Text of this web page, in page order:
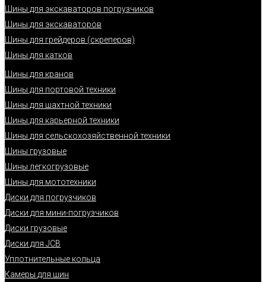
Шины для экскаваторов погрузчиков
Шины для экскаваторов
Шины для грейдеров (скреперов)
Шины для катков
Шины для кранов
Шины для портовой техники
Шины для шахтной техники
Шины для карьерной техники
Шины для сельскохозяйственной техники
Шины грузовые
Шины легкогрузовые
Шины для мототехники
Диски для погрузчиков
Диски для мини-погрузчиков
Диски грузовые
Диски для JCB
Уплотнительные кольца
Камеры для шин